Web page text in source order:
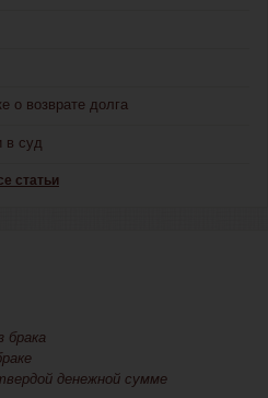
о возврате долга
в суд
статьи
брака
денежной сумме